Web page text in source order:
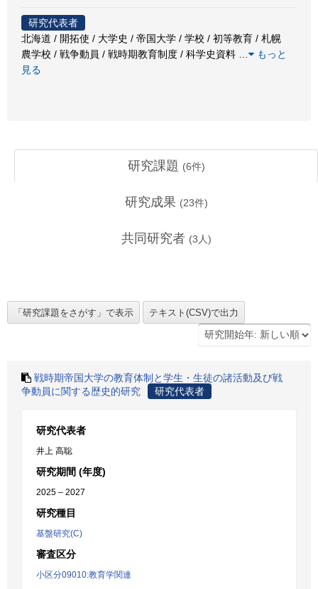
研究代表者
北海道 / 開拓使 / 大学史 / 帝国大学 / 学校 / 初等教育 / 札幌
農学校 / 戦争動員 / 戦時期教育制度 / 科学史資料
もっと
見る
研究課題 (6件)
研究成果 (23件)
共同研究者 (3 人)
戦時期帝国大学の教育体制と学生・生徒の諸活動及び戦
争動員に関する歴史的研究
研究代表者
研究代表者
井上 高聡
研究期間 (年度)
2025 – 2027
研究種目
基盤研究(C)
審査区分
小区分09010:教育学関連